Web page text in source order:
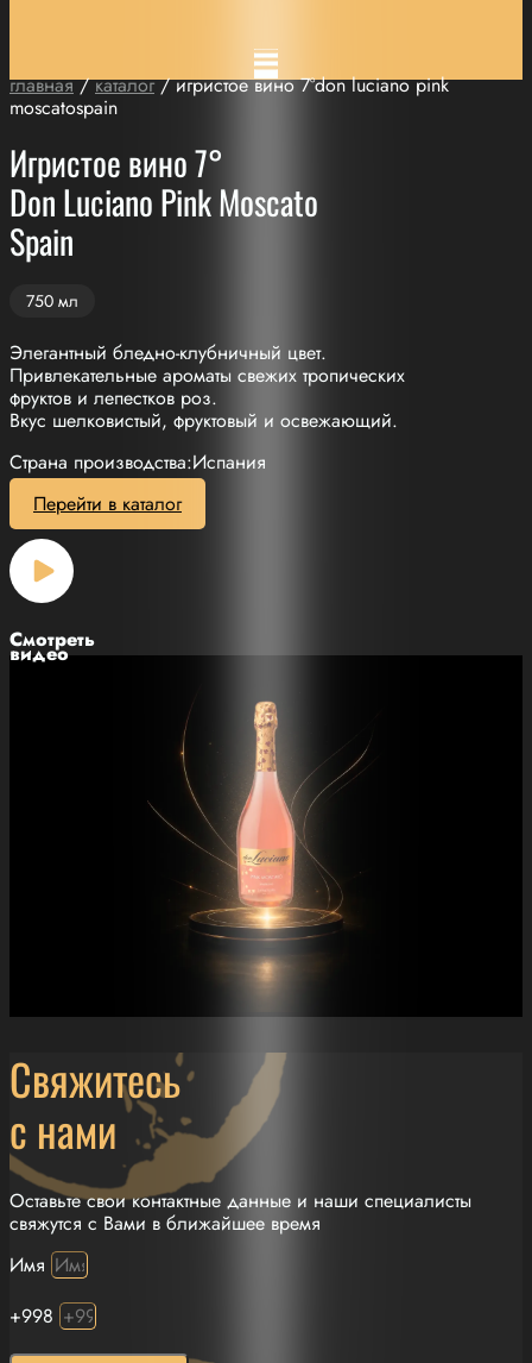
главная/каталог/ игристое вино 7°don luciano pink
moscatospain
Игристое вино 7°
Don Luciano Pink Moscato
Spain
750 мл
Элегантный бледно-клубничный цвет.
Привлекательные ароматы свежих тропических
фруктов и лепестков роз.
Вкус шелковистый, фруктовый и освежающий.
Страна производства:Испания
Перейти в каталог
Смотреть
видео
Свяжитесь
с нами
Оставьте свои контактные данные и наши специалисты
свяжутся с Вами в ближайшее время
Имя
+998